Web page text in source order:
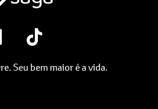
Seu bem maior é a vida.